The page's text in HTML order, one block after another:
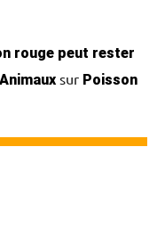
rouge peut rester
sur Poisson